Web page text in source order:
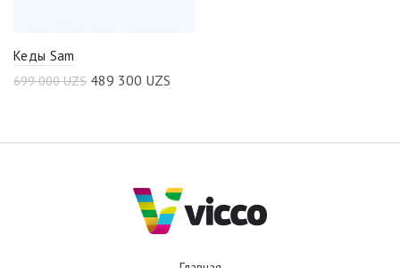
Кеды Sam
699 000UZS 489 300 UZS